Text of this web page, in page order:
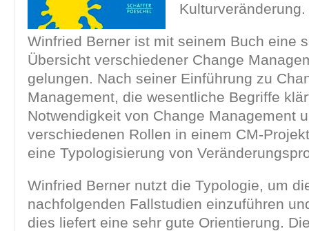
Kulturveränderung.
Winfried Berner ist mit seinem Buch eine
Übersicht verschiedener Change
gelungen. Nach seiner Einführung zu
Management, die wesentliche Begriffe
Notwendigkeit von Change Management
verschiedenen Rollen in einem CM-
eine Typologisierung von
Winfried Berner nutzt die Typologie, um
nachfolgenden Fallstudien einzuführen
dies liefert eine sehr gute Orientierung.